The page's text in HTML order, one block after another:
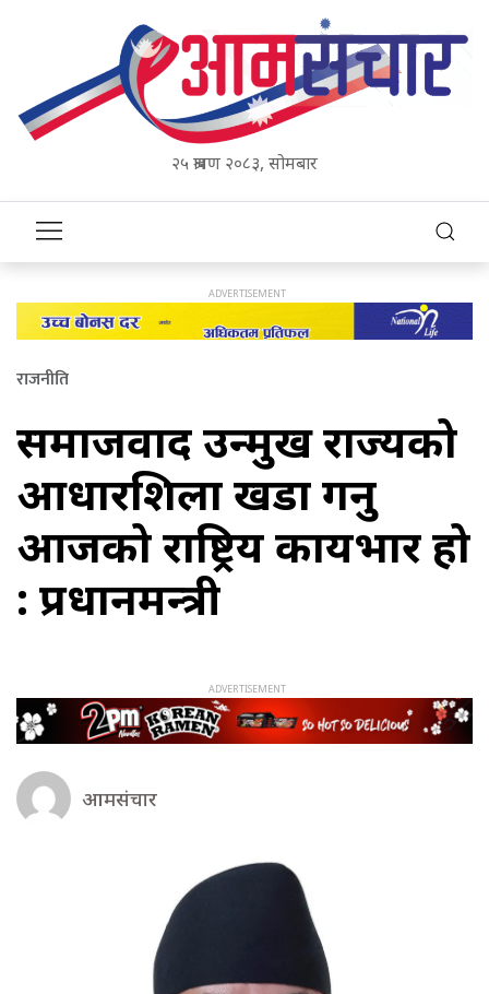
२५ श्रावण २०८३, सोमबार
राजनीति
समाजवाद उन्मुख राज्यको
आधारशिला खडा गर्नु
आजको राष्ट्रिय कार्यभार हो
: प्रधानमन्त्री
आमसंचार